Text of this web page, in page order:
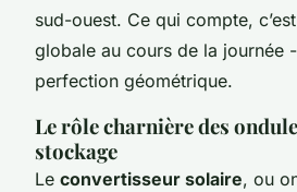
sud-ouest. Ce qui compte,
globale au cours de la journée
perfection géométrique.
Le rôle charnière des
stockage
Le convertisseur solaire, ou